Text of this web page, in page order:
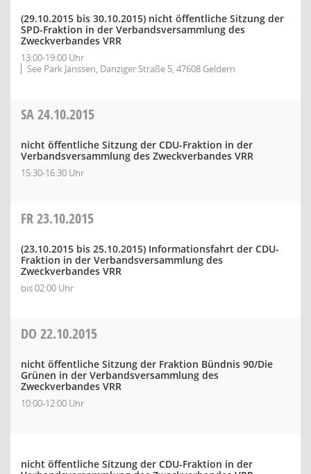
(29.10.2015 bis 30.10.2015) nicht öffentliche Sitzung der
SPD-Fraktion in der Verbandsversammlung des
Zweckverbandes VRR
13:00-19:00 Uhr
See Park Janssen, Danziger Straße 5, 47608 Geldern
SA24.10.2015
nicht öffentliche Sitzung der CDU-Fraktion in der
Verbandsversammlung des Zweckverbandes VRR
15:30-16:30 Uhr
FR23.10.2015
(23.10.2015 bis 25.10.2015) Informationsfahrt der CDU-
Fraktion in der Verbandsversammlung des
Zweckverbandes VRR
bis 02:00 Uhr
DO 22.10.2015
nicht öffentliche Sitzung der Fraktion Bündnis 90/Die
Grünen in der Verbandsversammlung des
Zweckverbandes VRR
10:00-12:00 Uhr
nicht öffentliche Sitzung der CDU-Fraktion in der